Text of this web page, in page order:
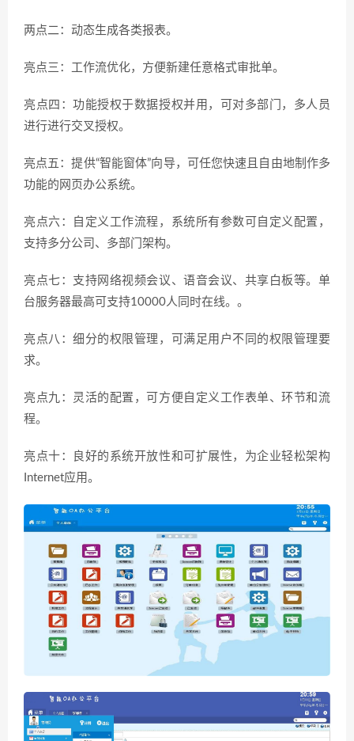
两点二：动态生成各类报表。
亮点三：工作流优化，方便新建任意格式审批单。
亮点四：功能授权于数据授权并用，可对多部门，多人员
进行进行交叉授权。
亮点五：提供“智能窗体”向导，可任您快速且自由地制作多
功能的网页办公系统。
亮点六：自定义工作流程，系统所有参数可自定义配置，
支持多分公司、多部门架构。
亮点七：支持网络视频会议、语音会议、共享白板等。单
台服务器最高可支持10000人同时在线。。
亮点八：细分的权限管理，可满足用户不同的权限管理要
求。
亮点九：灵活的配置，可方便自定义工作表单、环节和流
程。
亮点十：良好的系统开放性和可扩展性，为企业轻松架构
Internet应用。